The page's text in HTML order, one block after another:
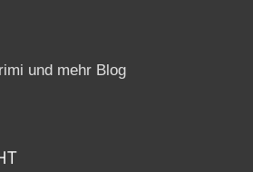
und mehr Blog